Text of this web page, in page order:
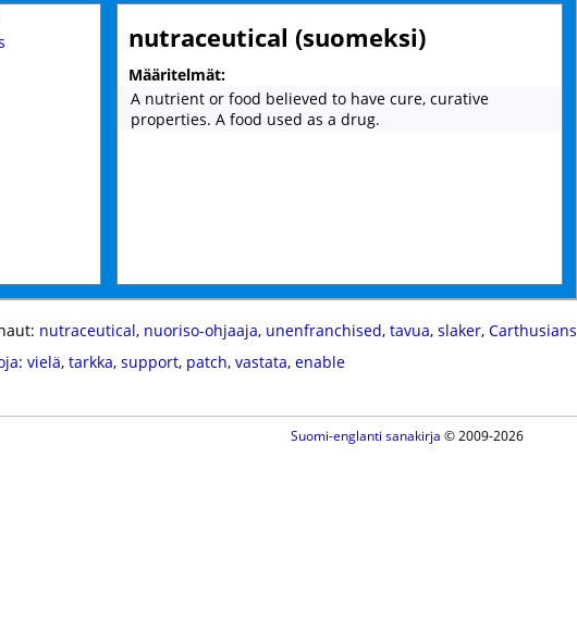
nutraceutical (suomeksi)
Määritelmät:
A nutrient or food believed to have cure, curative
properties. A food used as a drug.
nutraceutical, nuoriso-ohjaaja, unenfranchised, tavua, slaker, Carthusians
: vielä, tarkka, support, patch, vastata, enable
Suomi-englanti sanakirja © 2009-2026